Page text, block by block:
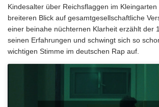
Kindesalter über Reichsflaggen im
breiteren Blick auf gesamtgesellschaftliche
einer beinahe nüchternen Klarheit erzählt der
seinen Erfahrungen und schwingt sich so
wichtigen Stimme im deutschen Rap auf.